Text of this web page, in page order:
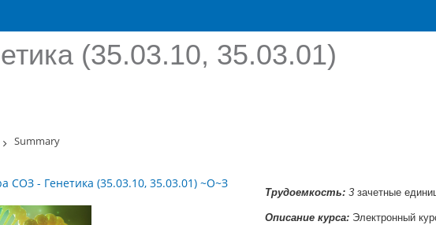
(35.03.10, 35.03.01)
Summary
СОЗ - Генетика (35.03.10, 35.03.01) ~О~З
Трудоемкость:3зачетные
Описание курса: Электронный